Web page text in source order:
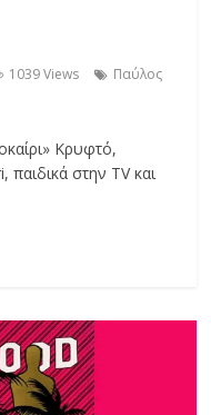
1039 Views
Παύλος
Κρυφτό,
στην TV και